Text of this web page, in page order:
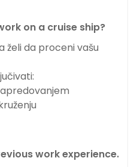
on a cruise ship?
želi da proceni vašu
work experience.